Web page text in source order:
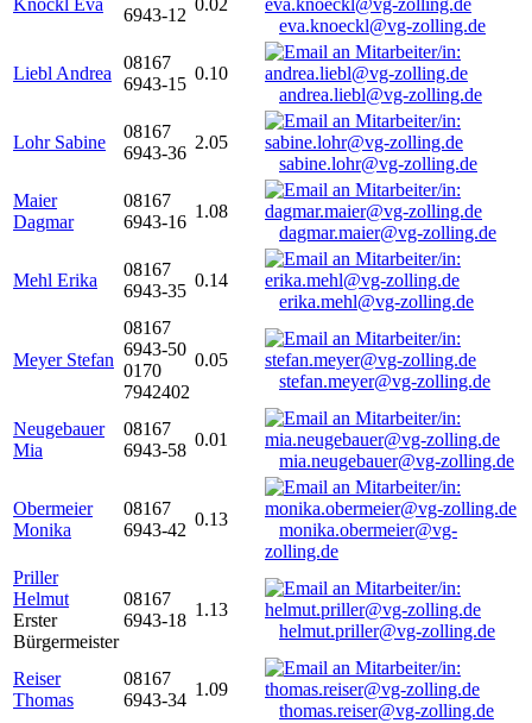
Knöckl Eva
6943-12
0.02
eva.knoeckl@vg-zolling.de
Liebl Andrea
08167
6943-15
0.10
andrea.liebl@vg-zolling.de
Lohr Sabine
08167
6943-36
2.05
sabine.lohr@vg-zolling.de
Maier
Dagmar
08167
6943-16
1.08
dagmar.maier@vg-zolling.de
Mehl Erika
08167
6943-35
0.14
erika.mehl@vg-zolling.de
Meyer Stefan
08167
6943-50
0170
7942402
0.05
stefan.meyer@vg-zolling.de
Neugebauer
Mia
08167
6943-58
0.01
mia.neugebauer@vg-zolling.de
Obermeier
Monika
08167
6943-42
0.13
monika.obermeier@vg-
zolling.de
Priller
Helmut
Erster
Bürgermeister
08167
6943-18
1.13
helmut.priller@vg-zolling.de
Reiser
Thomas
08167
6943-34
1.09
thomas.reiser@vg-zolling.de